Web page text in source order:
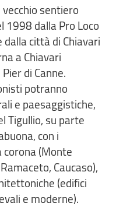
vecchio sentiero
dalla Pro Loco
dalla città di Chiavari
a Chiavari
di Canne.
potranno
e paesaggistiche,
Tigullio, su parte
con i
corona (Monte
Caucaso),
(edifici
e moderne).